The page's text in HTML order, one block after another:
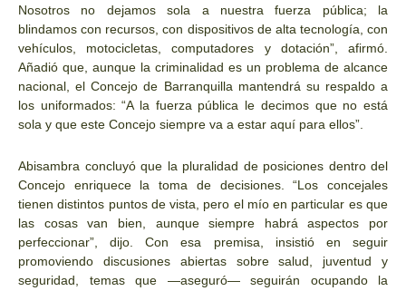
Nosotros no dejamos sola a nuestra fuerza pública; la
blindamos con recursos, con dispositivos de alta tecnología, con
vehículos, motocicletas, computadores y dotación”, afirmó.
Añadió que, aunque la criminalidad es un problema de alcance
nacional, el Concejo de Barranquilla mantendrá su respaldo a
los uniformados: “A la fuerza pública le decimos que no está
sola y que este Concejo siempre va a estar aquí para ellos”.
Abisambra concluyó que la pluralidad de posiciones dentro del
Concejo enriquece la toma de decisiones. “Los concejales
tienen distintos puntos de vista, pero el mío en particular es que
las cosas van bien, aunque siempre habrá aspectos por
perfeccionar”, dijo. Con esa premisa, insistió en seguir
promoviendo discusiones abiertas sobre salud, juventud y
seguridad, temas que —aseguró— seguirán ocupando la